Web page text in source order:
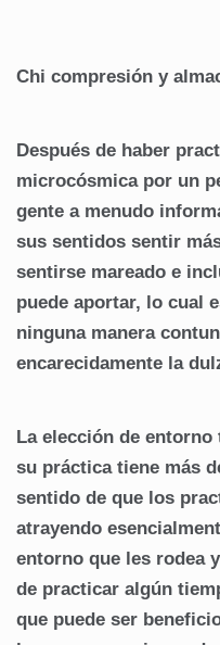
Chi compresión y
Después de haber
microcósmica por un
gente a menudo
sus sentidos sentir
sentirse mareado e
puede aportar, lo cual
ninguna manera
encarecidamente la
La elección de
su práctica tiene más
sentido de que los
atrayendo
entorno que les rodea
de practicar algún
que puede ser